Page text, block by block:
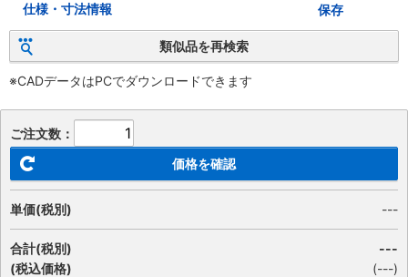
仕様・寸法情報 保存
類似品を再検索
※CADデータはPCでダウンロードできます
ご注文数：
価格を確認
単価(税別) ---
合計(税別)
(税込価格)
---
(---)